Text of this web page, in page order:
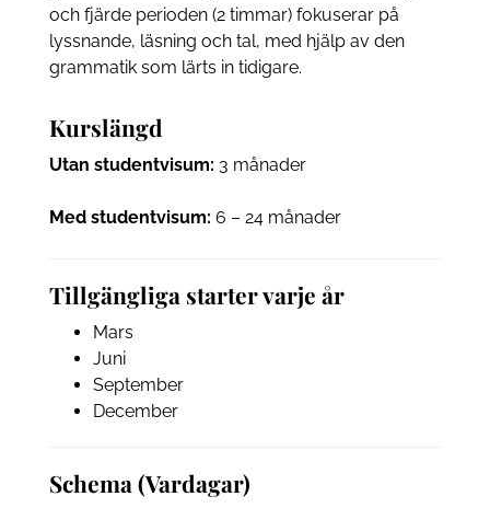
och fjärde perioden (2 timmar) fokuserar på
lyssnande, läsning och tal, med hjälp av den
grammatik som lärts in tidigare.
Kurslängd
Utan studentvisum: 3 månader
Med studentvisum: 6 – 24 månader
Tillgängliga starter varje år
Mars
Juni
September
December
Schema (Vardagar)